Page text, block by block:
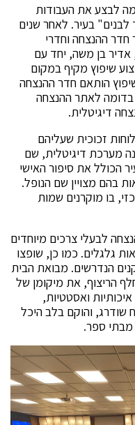
לבצע את העבודות
לבנים" בעיר. לאחר שנים
חדר ההנצחה וחדרי
אדיר בן משה, יחד עם
שיפוץ מקיף במקום
הותאם חדר ההנצחה
בדומה לאתר ההנצחה
דיגיטלית.
זכוכית שעליהם
מערכת דיגיטלית, שם
הכולל את סיפור האישי
בהם מצויין שם הנופל.
בו מוקרנים שמות
לבעלי צרכים מיוחדים
גלגלים. כמו כן, שופצו
הנדרשים. מבואת הבית
הריצוף, את מיקומן של
ואסטטיות,
שודרג, והוקם בלב היכל
מבתי ספר.